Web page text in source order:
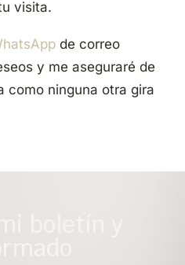
visita.
de correo
y me aseguraré de
como ninguna otra gira
boletín y